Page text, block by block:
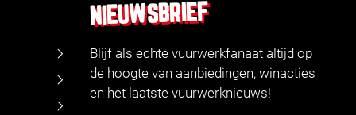
NIEUWSBRIEF
Blijf als echte vuurwerkfanaat altijd op
de hoogte van aanbiedingen, winacties
en het laatste vuurwerknieuws!